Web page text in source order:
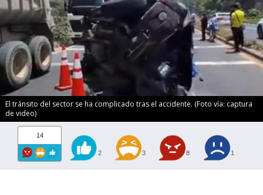
El tránsito del sector se ha complicado tras el accidente. (Foto vía: captura
de video)
14
2 3 8 1